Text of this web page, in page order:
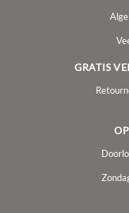
GRATIS